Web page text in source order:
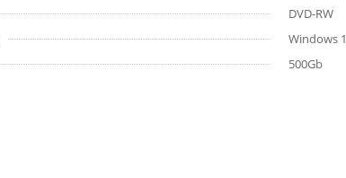
DVD-RW
Windows
500Gb